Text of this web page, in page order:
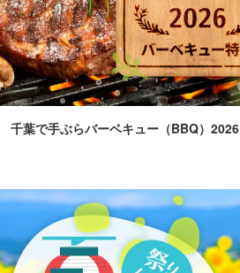
千葉で手ぶらバーベキュー（BBQ）2026